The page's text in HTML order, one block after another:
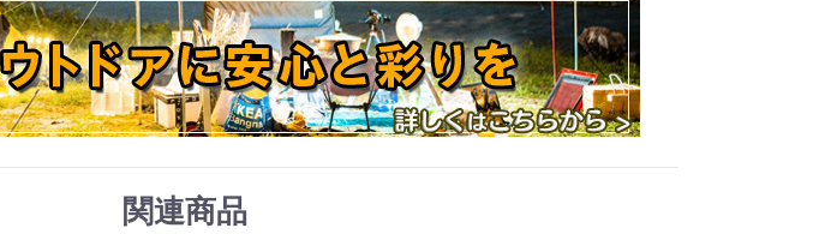
関連商品